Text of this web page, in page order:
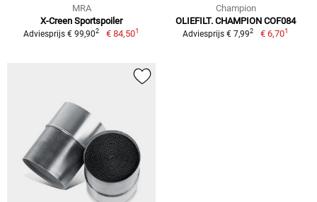
MRA
X-Creen Sportspoiler
Adviesprijs € 99,902 € 84,501
Champion
OLIEFILT. CHAMPION COF084
Adviesprijs € 7,992 € 6,701